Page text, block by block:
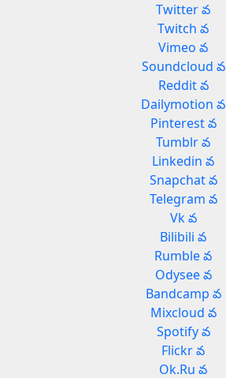
Twitter వ
Twitch వ
Vimeo వ
Soundcloud వ
Reddit వ
Dailymotion వ
Pinterest వ
Tumblr వ
Linkedin వ
Snapchat వ
Telegram వ
Vk వ
Bilibili వ
Rumble వ
Odysee వ
Bandcamp వ
Mixcloud వ
Spotify వ
Flickr వ
Ok.Ru వ